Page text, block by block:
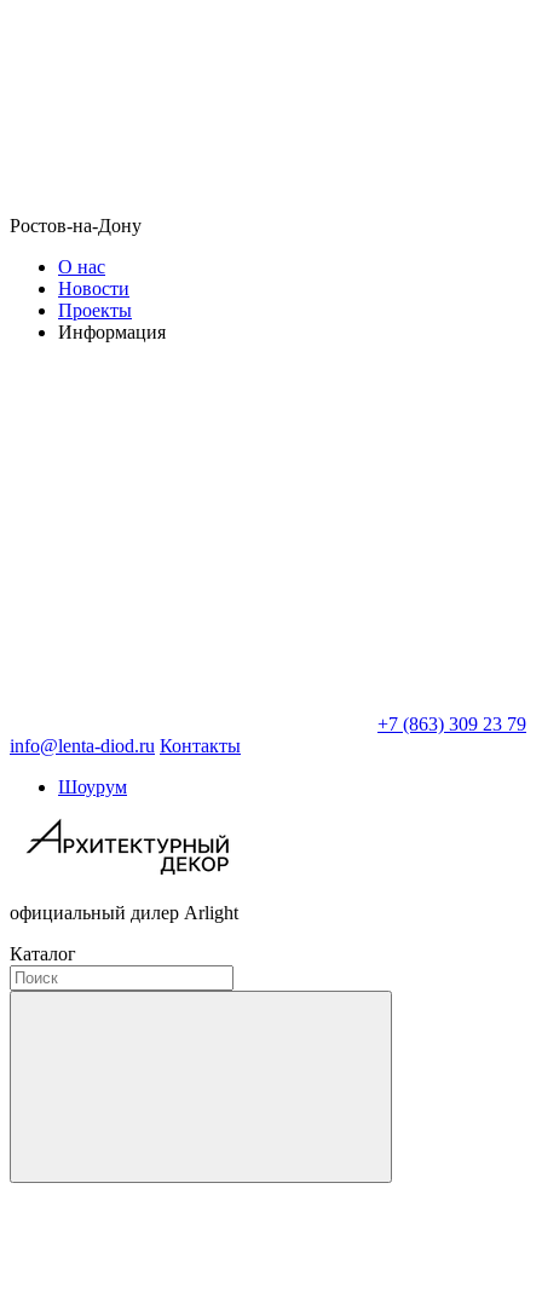
Ростов-на-Дону
О нас
Новости
Проекты
Информация
+7 (863) 309 23 79
info@lenta-diod.ru Контакты
Шоурум
официальный дилер Arlight
Каталог